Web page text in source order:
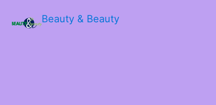
Beauty & Beauty